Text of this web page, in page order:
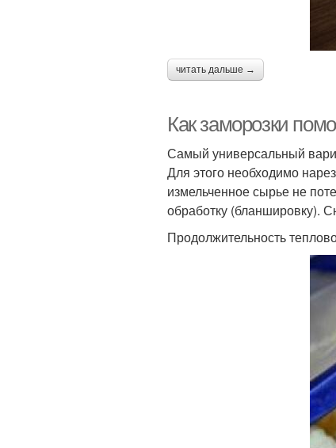
читать дальше →
Как заморозки
Самый универсальный
Для этого необходимо
измельченное сырье не
обработку (бланшировку).
Продолжительность